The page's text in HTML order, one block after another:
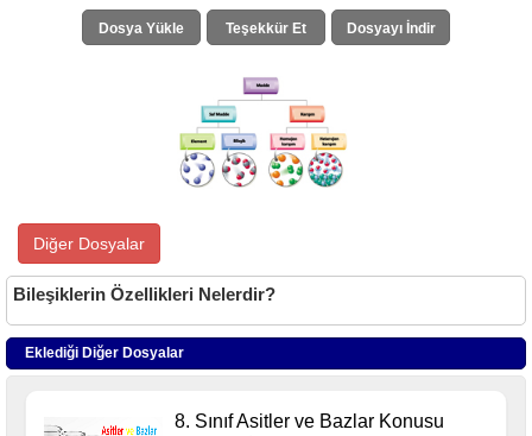
Dosya Yükle Teşekkür Et Dosyayı İndir
Diğer Dosyalar
Bileşiklerin Özellikleri Nelerdir?
Eklediği Diğer Dosyalar
8. Sınıf Asitler ve Bazlar Konusu